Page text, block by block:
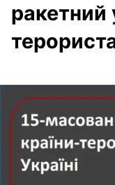
ракетний